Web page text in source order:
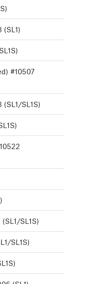
(SL1)
#10507
(SL1/SL1S)
SL1S)
SL1S)